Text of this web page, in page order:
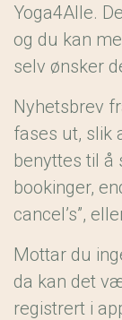
Yoga4Alle.
og du kan
selv ønsker
Nyhetsbrev
fases ut, slik
benyttes til å
bookinger,
cancel’s”,
Mottar du
da kan det
registrert i